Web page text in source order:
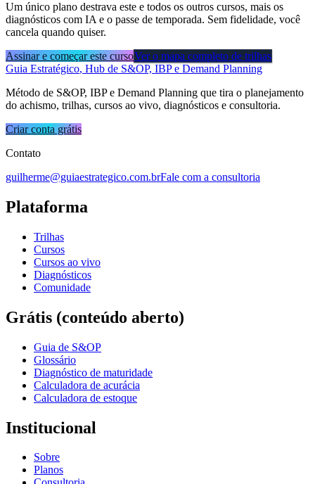
Um único plano destrava este e todos os outros cursos, mais os
diagnósticos com IA e o passe de temporada. Sem fidelidade, você
cancela quando quiser.
Assinar e começar este cursoVer o mapa completo de trilhas
Guia Estratégico, Hub de S&OP, IBP e Demand Planning
Método de S&OP, IBP e Demand Planning que tira o planejamento
do achismo, trilhas, cursos ao vivo, diagnósticos e consultoria.
Criar conta grátis
Contato
guilherme@guiaestrategico.com.brFale com a consultoria
Plataforma
Trilhas
Cursos
Cursos ao vivo
Diagnósticos
Comunidade
Grátis (conteúdo aberto)
Guia de S&OP
Glossário
Diagnóstico de maturidade
Calculadora de acurácia
Calculadora de estoque
Institucional
Sobre
Planos